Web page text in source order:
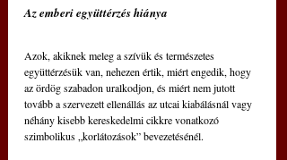
Az emberi együttérzés hiánya
Azok, akiknek meleg a szívük és természetes
együttérzésük van, nehezen értik, miért engedik, hogy
az ördög szabadon uralkodjon, és miért nem jutott
tovább a szervezett ellenállás az utcai kiabálásnál vagy
néhány kisebb kereskedelmi cikkre vonatkozó
szimbolikus „korlátozások” bevezetésénél.